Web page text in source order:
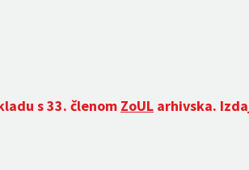
s 33. členom ZoUL arhivska.